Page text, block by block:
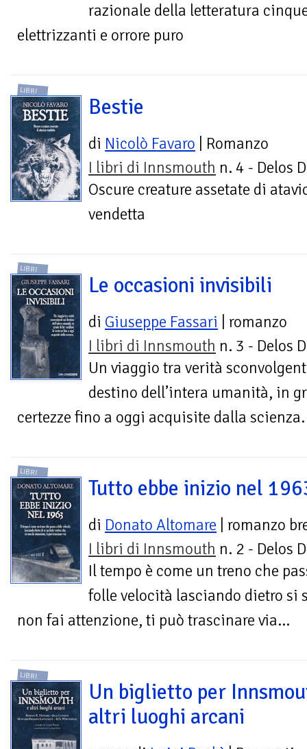
razionale della letteratura
elettrizzanti e orrore puro
LIBRI
Bestie
di Nicolò Favaro | Romanzo
I libri di Innsmouth n. 4 - Delos
Oscure creature assetate di
vendetta
LIBRI
Le occasioni invisibili
di Giuseppe Fassari | romanzo
I libri di Innsmouth n. 3 - Delos
Un viaggio tra verità
destino dell’intera umanità, in
certezze fino a oggi acquisite dalla scienza.
LIBRI
Tutto ebbe inizio nel
di Donato Altomare | romanzo
I libri di Innsmouth n. 2 - Delos
Il tempo è come un treno che
folle velocità lasciando dietro si
non fai attenzione, ti può trascinare via...
LIBRI
Un biglietto per
altri luoghi arcani